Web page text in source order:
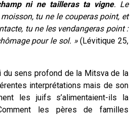
ni ne tailleras ta vigne. Le
tu ne le couperas point, et
tu ne les vendangeras point :
pour le sol. »(Lévitique 25,
du sens profond de la Mitsva de la
interprétations mais de son
les juifs s’alimentaient-ils la
les pères de familles